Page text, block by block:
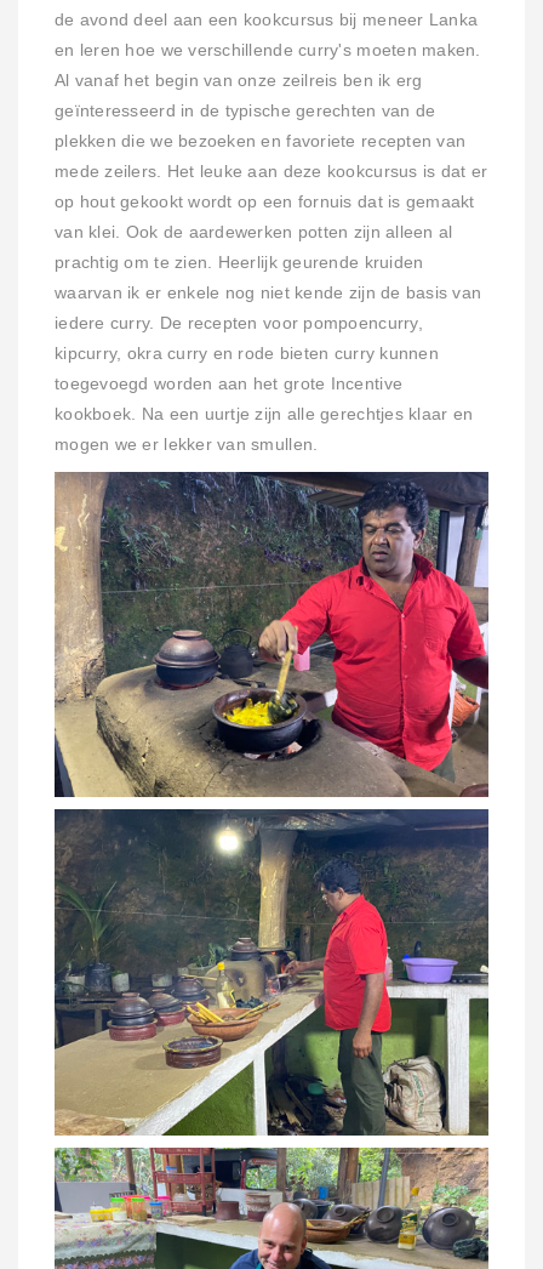
de avond deel aan een kookcursus bij meneer Lanka
en leren hoe we verschillende curry's moeten maken.
Al vanaf het begin van onze zeilreis ben ik erg
geïnteresseerd in de typische gerechten van de
plekken die we bezoeken en favoriete recepten van
mede zeilers. Het leuke aan deze kookcursus is dat er
op hout gekookt wordt op een fornuis dat is gemaakt
van klei. Ook de aardewerken potten zijn alleen al
prachtig om te zien. Heerlijk geurende kruiden
waarvan ik er enkele nog niet kende zijn de basis van
iedere curry. De recepten voor pompoencurry,
kipcurry, okra curry en rode bieten curry kunnen
toegevoegd worden aan het grote Incentive
kookboek. Na een uurtje zijn alle gerechtjes klaar en
mogen we er lekker van smullen.